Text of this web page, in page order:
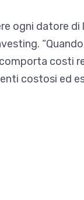
ogni datore di
costi
costosi ed